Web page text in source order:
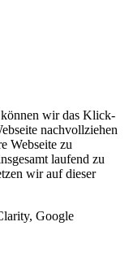
wir das Klick-
nachvollziehen
Webseite zu
laufend zu
wir auf dieser
Google